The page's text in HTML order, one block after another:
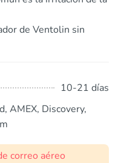
de Ventolin sin
10-21 días
AMEX, Discovery,
correo aéreo